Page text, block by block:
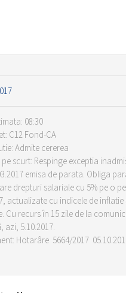
08:30
C12 Fond-CA
Admite cererea
scurt: Respinge exceptia
emisa de parata. Obliga
drepturi salariale cu 5% pe o
actualizate cu indicele de
Cu recurs în 15 zile de la
azi, 5.10.2017.
Hotarâre 5664/2017